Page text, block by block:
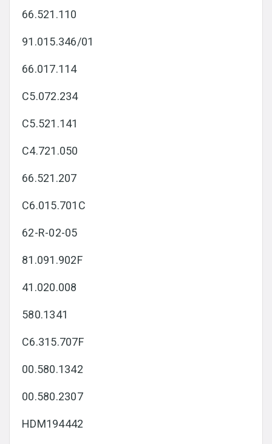
66.521.110
91.015.346/01
66.017.114
C5.072.234
C5.521.141
C4.721.050
66.521.207
C6.015.701C
62-R-02-05
81.091.902F
41.020.008
580.1341
C6.315.707F
00.580.1342
00.580.2307
HDM194442